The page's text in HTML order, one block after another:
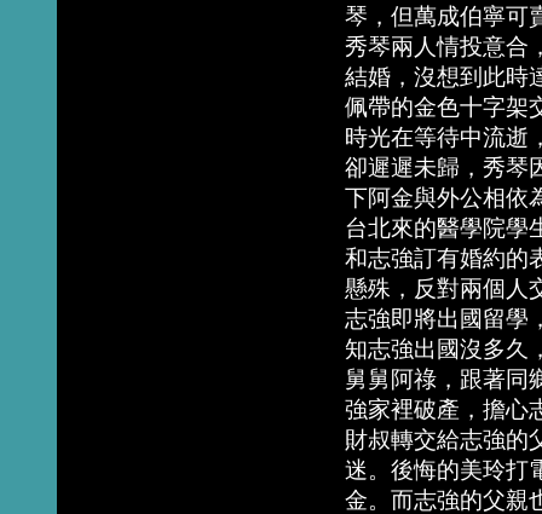
琴，但萬成伯寧可
秀琴兩人情投意合
結婚，沒想到此時
佩帶的金色十字架
時光在等待中流逝
卻遲遲未歸，秀琴
下阿金與外公相依
台北來的醫學院學
和志強訂有婚約的
懸殊，反對兩個人
志強即將出國留學
知志強出國沒多久
舅舅阿祿，跟著同
強家裡破產，擔心
財叔轉交給志強的
迷。後悔的美玲打
金。而志強的父親